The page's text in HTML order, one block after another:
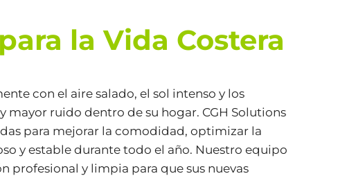
la Vida Costera
con el aire salado, el sol intenso y los
ruido dentro de su hogar. CGH Solutions
para mejorar la comodidad, optimizar la
y estable durante todo el año. Nuestro equipo
profesional y limpia para que sus nuevas